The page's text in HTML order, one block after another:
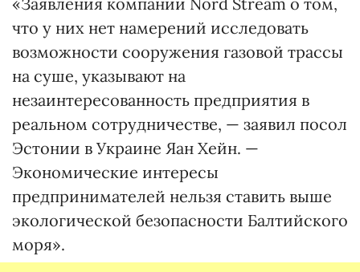
что у них нет намерений исследовать
возможности сооружения газовой трассы
на суше, указывают на
незаинтересованность предприятия в
реальном сотрудничестве, — заявил посол
Эстонии в Украине Яан Хейн. —
Экономические интересы
предпринимателей нельзя ставить выше
экологической безопасности Балтийского
моря».